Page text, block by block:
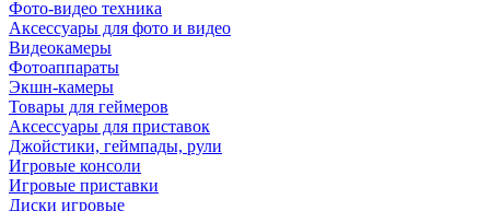
Фото-видео техника
Аксессуары для фото и видео
Видеокамеры
Фотоаппараты
Экшн-камеры
Товары для геймеров
Аксессуары для приставок
Джойстики, геймпады, рули
Игровые консоли
Игровые приставки
Диски игровые